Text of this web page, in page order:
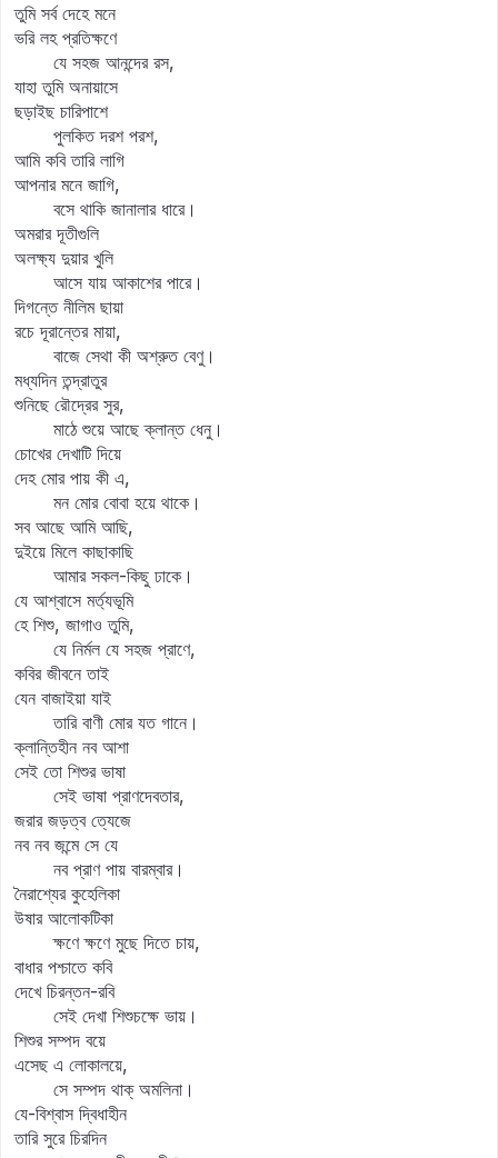
তুমি সর্ব দেহে মনে
ভরি লহ প্রতিক্ষণে
যে সহজ আনন্দের রস,
যাহা তুমি অনায়াসে
ছড়াইছ চারিপাশে
পুলকিত দরশ পরশ,
আমি কবি তারি লাগি
আপনার মনে জাগি,
বসে থাকি জানালার ধারে।
অমরার দূতীগুলি
অলক্ষ্য দুয়ার খুলি
আসে যায় আকাশের পারে।
দিগন্তে নীলিম ছায়া
রচে দূরান্তের মায়া,
বাজে সেথা কী অশ্রুত বেণু।
মধ্যদিন তন্দ্রাতুর
শুনিছে রৌদ্রের সুর,
মাঠে শুয়ে আছে ক্লান্ত ধেনু।
চোখের দেখাটি দিয়ে
দেহ মোর পায় কী এ,
মন মোর বোবা হয়ে থাকে।
সব আছে আমি আছি,
দুইয়ে মিলে কাছাকাছি
আমার সকল-কিছু ঢাকে।
যে আশ্বাসে মর্ত্যভূমি
হে শিশু, জাগাও তুমি,
যে নির্মল যে সহজ প্রাণে,
কবির জীবনে তাই
যেন বাজাইয়া যাই
তারি বাণী মোর যত গানে।
ক্লান্তিহীন নব আশা
সেই তো শিশুর ভাষা
সেই ভাষা প্রাণদেবতার,
জরার জড়ত্ব ত্যেজে
নব নব জন্মে সে যে
নব প্রাণ পায় বারম্বার।
নৈরাশ্যের কুহেলিকা
উষার আলোকটিকা
ক্ষণে ক্ষণে মুছে দিতে চায়,
বাধার পশ্চাতে কবি
দেখে চিরন্তন-রবি
সেই দেখা শিশুচক্ষে ভায়।
শিশুর সম্পদ বয়ে
এসেছ এ লোকালয়ে,
সে সম্পদ থাক্‌ অমলিনা।
যে-বিশ্বাস দ্বিধাহীন
তারি সুরে চিরদিন